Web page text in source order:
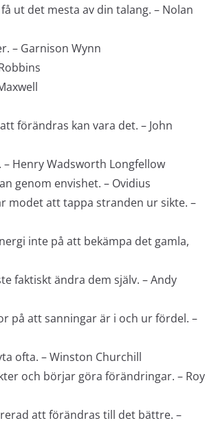
ut det mesta av din talang. – Nolan
– Garnison Wynn
förändras kan vara det. – John
Henry Wadsworth Longfellow
genom envishet. – Ovidius
modet att tappa stranden ur sikte. –
inte på att bekämpa det gamla,
faktiskt ändra dem själv. – Andy
på att sanningar är i och ur fördel. –
ofta. – Winston Churchill
och börjar göra förändringar. – Roy
att förändras till det bättre. –